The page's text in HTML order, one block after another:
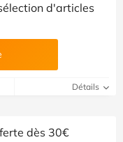
d'articles
Détails
dès 30€